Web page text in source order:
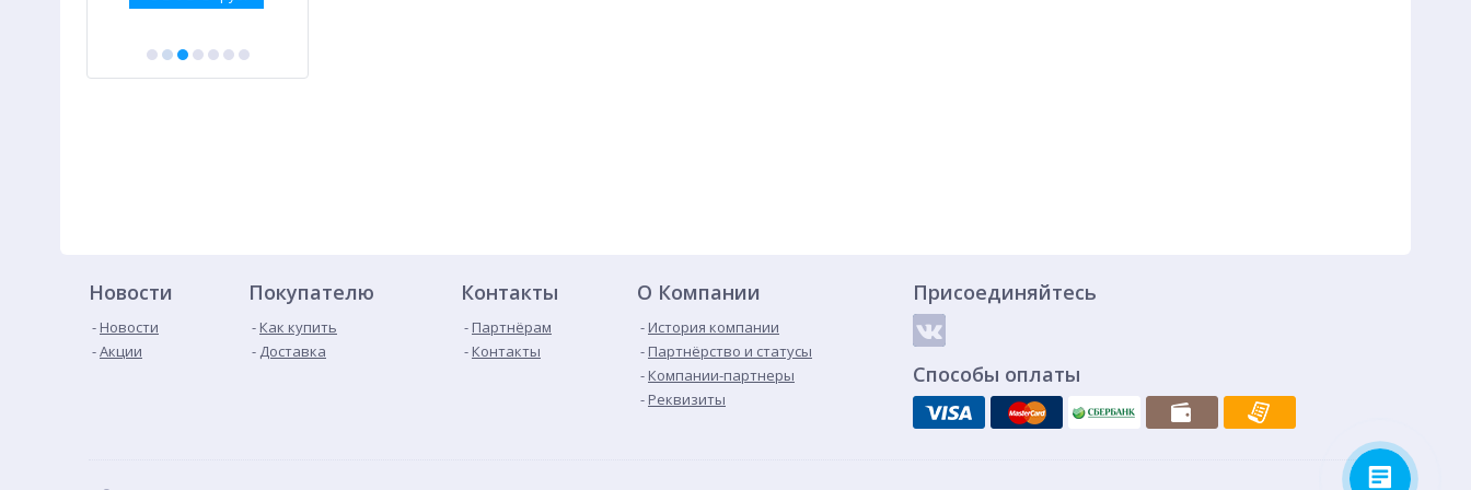
Новости
Новости
Акции
Покупателю
Как купить
Доставка
Контакты
Партнёрам
Контакты
О Компании
История компании
Партнёрство и статусы
Компании-партнеры
Реквизиты
Присоединяйтесь
Способы оплаты